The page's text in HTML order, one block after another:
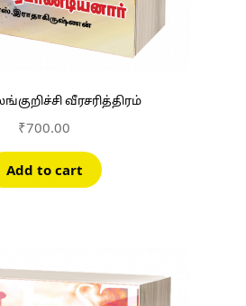
வீரசரித்திரம்
₹700.00
Add to cart